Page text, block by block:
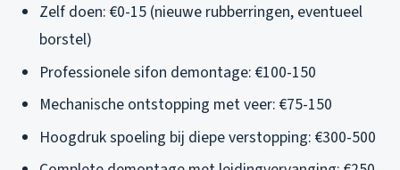
Zelf doen: €0-15 (nieuwe rubberringen, eventueel
borstel)
Professionele sifon demontage: €100-150
Mechanische ontstopping met veer: €75-150
Hoogdruk spoeling bij diepe verstopping: €300-500